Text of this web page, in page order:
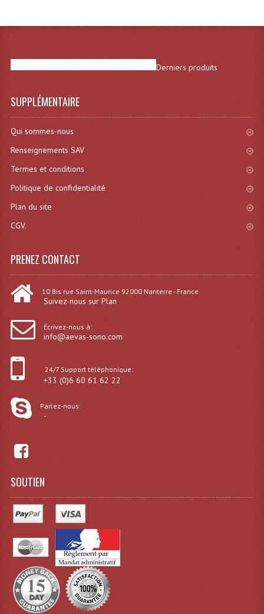
Derniers produits
SUPPLÉMENTAIRE
Qui sommes-nous
Renseignements SAV
Termes et conditions
Politique de confidentialité
Plan du site
CGV.
PRENEZ CONTACT
10 Bis rue Saint-Maurice 92000 Nanterre - France
Suivez-nous sur Plan
Écrivez-nous à:
info@aevas-sono.com
24/7 Support téléphonique:
+33 (0)6 60 61 62 22
Parlez-nous:
-
SOUTIEN